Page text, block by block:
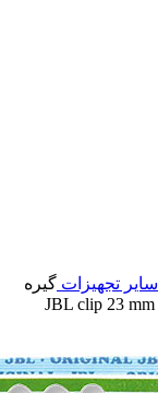
سایر تجهیزات گیره